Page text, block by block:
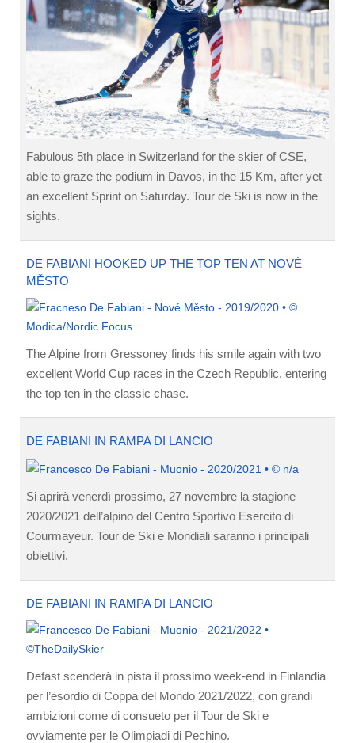
Fabulous 5th place in Switzerland for the skier of CSE,
able to graze the podium in Davos, in the 15 Km, after yet
an excellent Sprint on Saturday. Tour de Ski is now in the
sights.
DE FABIANI HOOKED UP THE TOP TEN AT NOVÉ
MĚSTO
The Alpine from Gressoney finds his smile again with two
excellent World Cup races in the Czech Republic, entering
the top ten in the classic chase.
DE FABIANI IN RAMPA DI LANCIO
Si aprirà venerdì prossimo, 27 novembre la stagione
2020/2021 dell’alpino del Centro Sportivo Esercito di
Courmayeur. Tour de Ski e Mondiali saranno i principali
obiettivi.
DE FABIANI IN RAMPA DI LANCIO
Defast scenderà in pista il prossimo week-end in Finlandia
per l’esordio di Coppa del Mondo 2021/2022, con grandi
ambizioni come di consueto per il Tour de Ski e
ovviamente per le Olimpiadi di Pechino.